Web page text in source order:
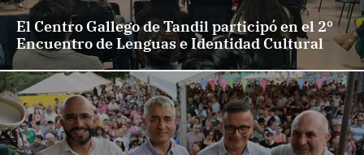
El Centro Gallego de Tandil participó en el 2º
Encuentro de Lenguas e Identidad Cultural